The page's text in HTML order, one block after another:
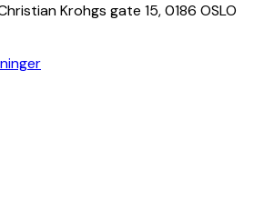
Krohgs gate 15, 0186 OSLO